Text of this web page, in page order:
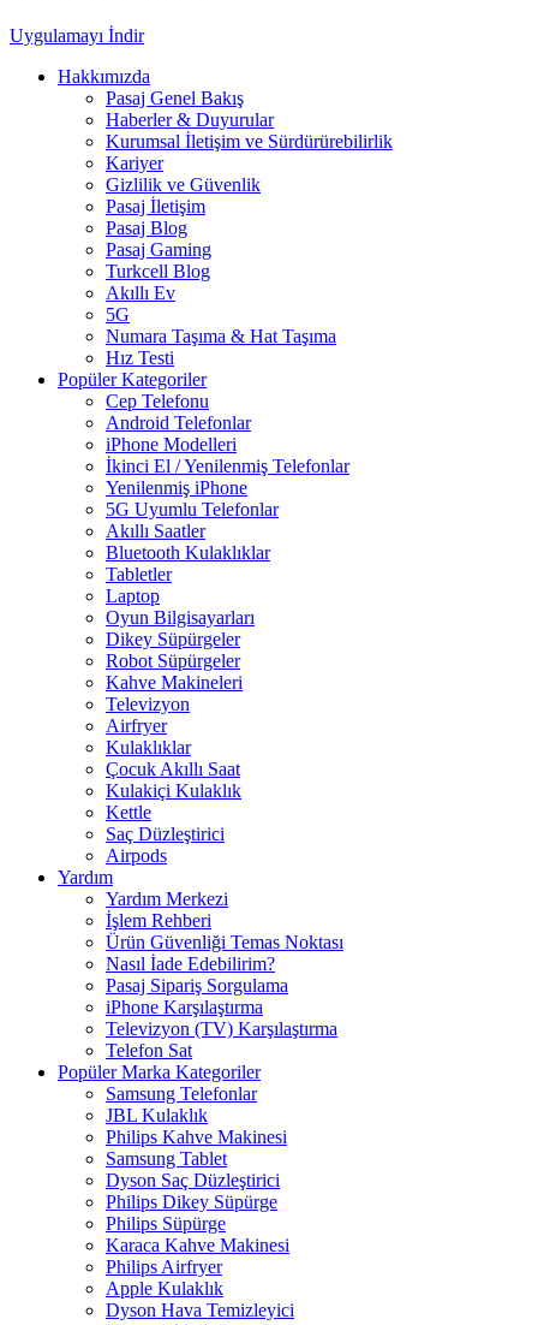
Uygulamayı İndir
Hakkımızda
Pasaj Genel Bakış
Haberler & Duyurular
Kurumsal İletişim ve Sürdürürebilirlik
Kariyer
Gizlilik ve Güvenlik
Pasaj İletişim
Pasaj Blog
Pasaj Gaming
Turkcell Blog
Akıllı Ev
5G
Numara Taşıma & Hat Taşıma
Hız Testi
Popüler Kategoriler
Cep Telefonu
Android Telefonlar
iPhone Modelleri
İkinci El / Yenilenmiş Telefonlar
Yenilenmiş iPhone
5G Uyumlu Telefonlar
Akıllı Saatler
Bluetooth Kulaklıklar
Tabletler
Laptop
Oyun Bilgisayarları
Dikey Süpürgeler
Robot Süpürgeler
Kahve Makineleri
Televizyon
Airfryer
Kulaklıklar
Çocuk Akıllı Saat
Kulakiçi Kulaklık
Kettle
Saç Düzleştirici
Airpods
Yardım
Yardım Merkezi
İşlem Rehberi
Ürün Güvenliği Temas Noktası
Nasıl İade Edebilirim?
Pasaj Sipariş Sorgulama
iPhone Karşılaştırma
Televizyon (TV) Karşılaştırma
Telefon Sat
Popüler Marka Kategoriler
Samsung Telefonlar
JBL Kulaklık
Philips Kahve Makinesi
Samsung Tablet
Dyson Saç Düzleştirici
Philips Dikey Süpürge
Philips Süpürge
Karaca Kahve Makinesi
Philips Airfryer
Apple Kulaklık
Dyson Hava Temizleyici